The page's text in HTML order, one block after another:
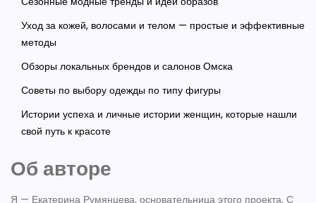
Уход за кожей, волосами и телом — простые и эффективные
методы
Обзоры локальных брендов и салонов Омска
Советы по выбору одежды по типу фигуры
Истории успеха и личные истории женщин, которые нашли
свой путь к красоте
Об авторе
Я — Екатерина Румянцева, основательница этого проекта. С